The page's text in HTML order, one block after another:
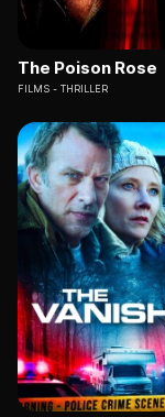
The Poison Rose
FILMS THRILLER